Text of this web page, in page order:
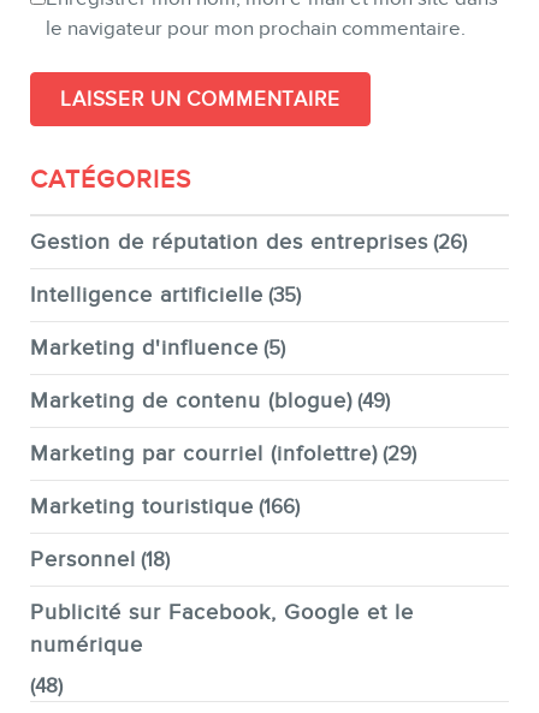
le navigateur pour mon prochain commentaire.
CATÉGORIES
Gestion de réputation des entreprises (26)
Intelligence artificielle (35)
Marketing d'influence (5)
Marketing de contenu (blogue) (49)
Marketing par courriel (infolettre) (29)
Marketing touristique (166)
Personnel (18)
Publicité sur Facebook, Google et le
numérique
(48)